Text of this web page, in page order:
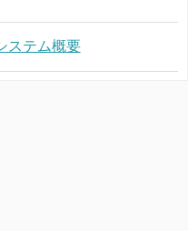
ステム概要